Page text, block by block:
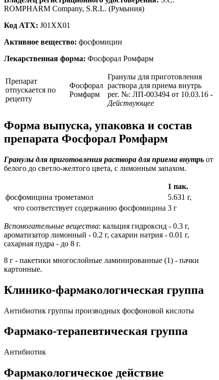
ROMPHARM Company, S.R.L. (Румыния)
Код ATX: J01XX01
Активное вещество: фосфомицин
Лекарственная форма: Фосфорал Ромфарм
Препарат
отпускается по
рецепту
Фосфорал
Ромфарм
Гранулы для приготовления
раствора для приема внутрь
рег. №: ЛП-003494 от 10.03.16 -
Действующее
Форма выпуска, упаковка и состав
препарата Фосфорал Ромфарм
Гранулы для приготовления раствора для приема внутрь от
белого до светло-желтого цвета, с лимонным запахом.
1 пак.
фосфомицина трометамол
5.631 г,
что соответствует содержанию фосфомицина 3 г
Вспомогательные вещества: кальция гидроксид - 0.3 г,
ароматизатор лимонный - 0.2 г, сахарин натрия - 0.01 г,
сахарная пудра - до 8 г.
8 г - пакетики многослойные ламинированные (1) - пачки
картонные.
Клинико-фармакологическая группа
Антибиотик группы производных фосфоновой кислоты
Фармако-терапевтическая группа
Антибиотик
Фармакологическое действие